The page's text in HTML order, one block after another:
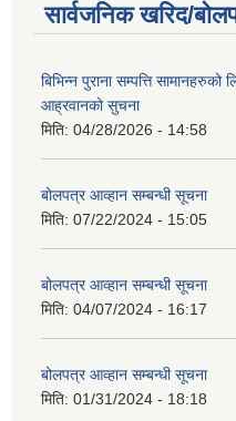
सार्वजनिक खरिद/
बिभिन्न पुराना सम्पत्ति सामानहरुको
आह्रवानको सुचना
मिति: 04/28/2026 - 14:58
बोलपत्र आव्हान सम्बन्धी सूचना
मिति: 07/22/2024 - 15:05
बोलपत्र आव्हान सम्बन्धी सूचना
मिति: 04/07/2024 - 16:17
बोलपत्र आव्हान सम्बन्धी सूचना
मिति: 01/31/2024 - 18:18